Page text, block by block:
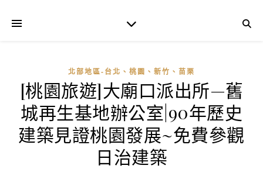
北部地區-台北、桃園、新竹、苗栗
[桃園旅遊]大廟口派出所—舊
城再生基地辦公室|90年歷史
建築見證桃園發展~免費參觀
日治建築